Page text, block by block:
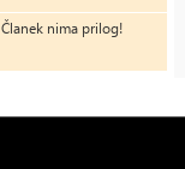
Članek nima prilog!